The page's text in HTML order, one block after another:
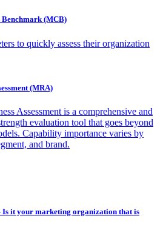
(MCB)
to quickly assess their organization
(MRA)
Assessment is a comprehensive and
evaluation tool that goes beyond
Capability importance varies by
and brand.
it your marketing organization that is